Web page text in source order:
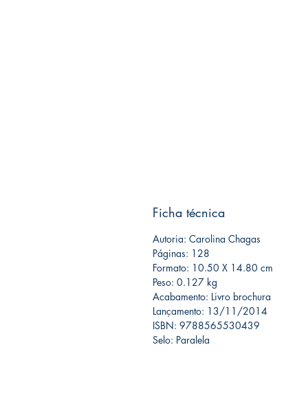
Ficha técnica
Autoria: Carolina Chagas
Páginas: 128
Formato: 10.50 X 14.80 cm
Peso: 0.127 kg
Acabamento: Livro brochura
Lançamento: 13/11/2014
ISBN: 9788565530439
Selo: Paralela